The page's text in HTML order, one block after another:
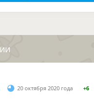
20 октября 2020 года +6